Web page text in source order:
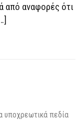
από αναφορές ότι
υποχρεωτικά πεδία